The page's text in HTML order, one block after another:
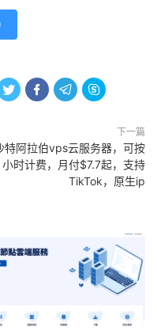
   
下一篇
特阿拉伯vps云服务器，可按
小时计费，月付$7.7起，支持
TikTok，原生ip